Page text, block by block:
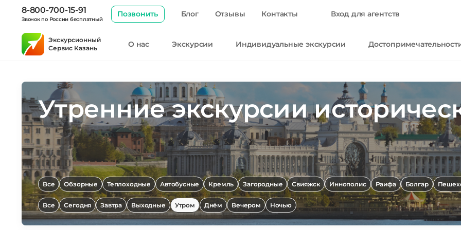
8-800-700-15-91
Звонок по России бесплатный
Позвонить Блог Отзывы Контакты Вход для агентств
Экскурсионный
Сервис Казань
О нас Экскурсии Индивидуальные экскурсии
Утренние экскурсии
Все Обзорные Теплоходные Автобусные Кремль Загородные Свияжск Иннополис Раифа Болгар
Все Сегодня Завтра Выходные Утром Днём Вечером Ночью